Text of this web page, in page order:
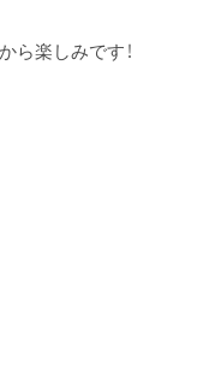
ら楽しみです！